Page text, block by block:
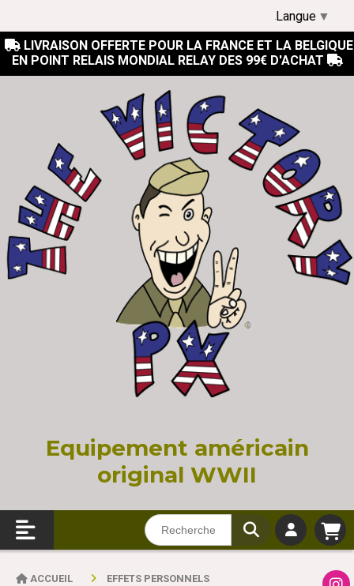
 LIVRAISON OFFERTE POUR LA FRANCE ET LA BELGIQUE
EN POINT RELAIS MONDIAL RELAY DES 99€ D'ACHAT 
Equipement américain
original WWII
ACCUEIL
EFFETS PERSONNELS
Langue ▼